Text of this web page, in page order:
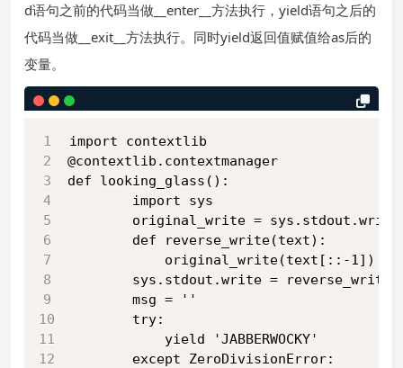
d语句之前的代码当做__enter__方法执行，yield语句之后的
代码当做__exit__方法执行。同时yield返回值赋值给as后的
变量。
import contextlib
@contextlib.contextmanager
def looking_glass():
		import sys
		original_write = sys.stdout.write
		def reverse_write(text):
			original_write(text[::-1])
		sys.stdout.write = reverse_write
		msg = ''
		try:
			yield 'JABBERWOCKY'
		except ZeroDivisionError: